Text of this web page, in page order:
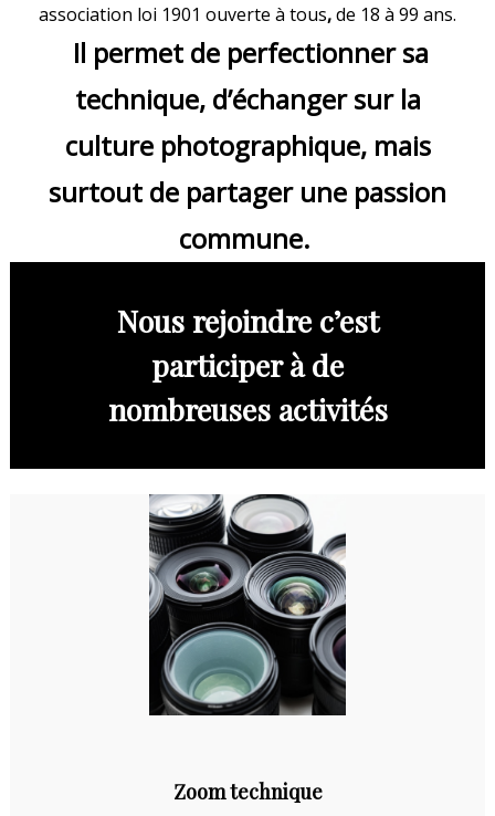
association loi 1901 ouverte à tous,de 18 à 99 ans.
Il permet de perfectionner sa
technique, d’échanger sur la
culture photographique, mais
surtout de partager une passion
commune.
Nous rejoindre c’est
participer à de
nombreuses activités
Zoom technique